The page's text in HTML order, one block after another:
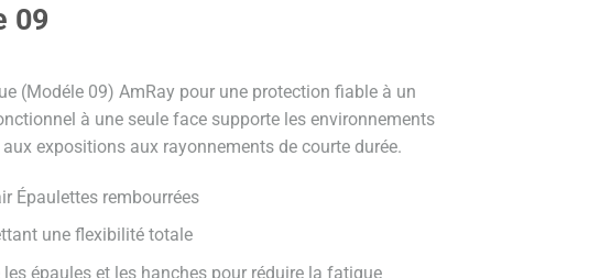
09
(Modéle 09) AmRay pour une protection fiable à un
à une seule face supporte les environnements
expositions aux rayonnements de courte durée.
Épaulettes rembourrées
une flexibilité totale
épaules et les hanches pour réduire la fatigue